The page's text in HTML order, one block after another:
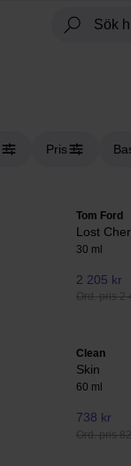
Pris
Tom Ford
Lost
30 ml
2 205 kr
Ord. pris 2
Clean
Skin
60 ml
738 kr
Ord. pris